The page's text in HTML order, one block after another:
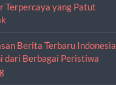
Terpercaya yang Patut
Berita Terbaru Indonesia
dari Berbagai Peristiwa